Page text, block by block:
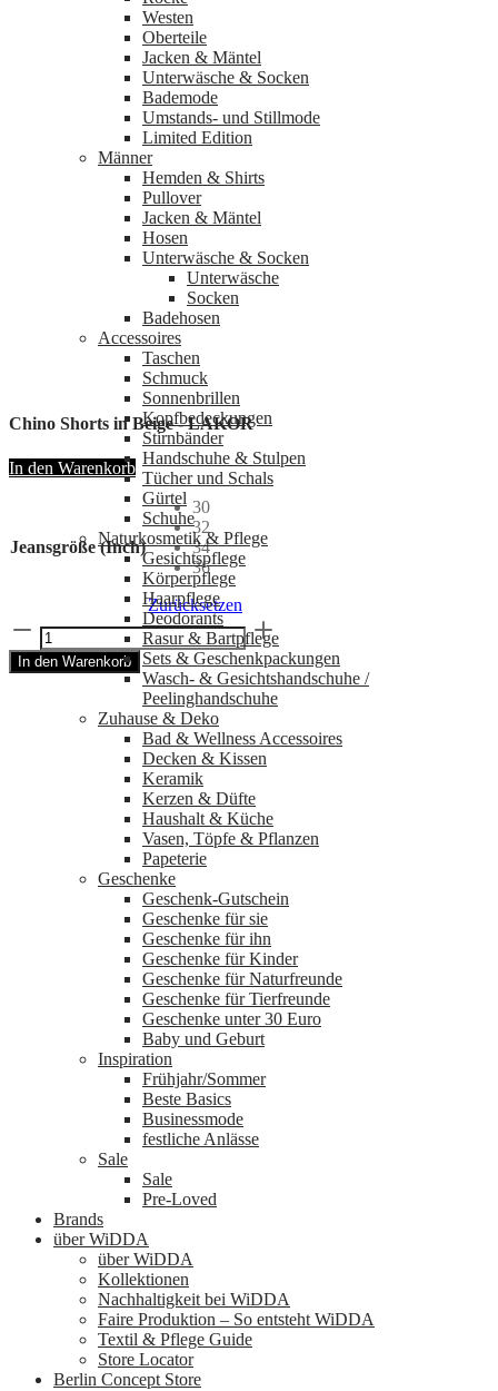
Chino Shorts in Beige - LAKOR
In den Warenkorb
Jeansgröße (Inch)
30
32
34
36
Zurücksetzen
Chino
Shorts
in
LAKOR
In den Warenkorb
Westen
Oberteile
Jacken & Mäntel
Unterwäsche & Socken
Bademode
Umstands- und Stillmode
Limited Edition
Männer
Hemden & Shirts
Pullover
Jacken & Mäntel
Hosen
Unterwäsche & Socken
Unterwäsche
Socken
Badehosen
Accessoires
Taschen
Schmuck
Sonnenbrillen
Kopfbedeckungen
Stirnbänder
Handschuhe & Stulpen
Tücher und Schals
Gürtel
Schuhe
Naturkosmetik & Pflege
Gesichtspflege
Körperpflege
Haarpflege
Deodorants
Rasur & Bartpflege
Sets & Geschenkpackungen
Wasch‑ & Gesichtshandschuhe /
Peelinghandschuhe
Zuhause & Deko
Bad & Wellness Accessoires
Decken & Kissen
Keramik
Kerzen & Düfte
Haushalt & Küche
Vasen, Töpfe & Pflanzen
Papeterie
Geschenke
Geschenk-Gutschein
Geschenke für sie
Geschenke für ihn
Geschenke für Kinder
Geschenke für Naturfreunde
Geschenke für Tierfreunde
Geschenke unter 30 Euro
Baby und Geburt
Inspiration
Frühjahr/Sommer
Beste Basics
Businessmode
festliche Anlässe
Sale
Sale
Pre-Loved
Brands
über WiDDA
über WiDDA
Kollektionen
Nachhaltigkeit bei WiDDA
Faire Produktion – So entsteht WiDDA
Textil & Pflege Guide
Store Locator
Berlin Concept Store